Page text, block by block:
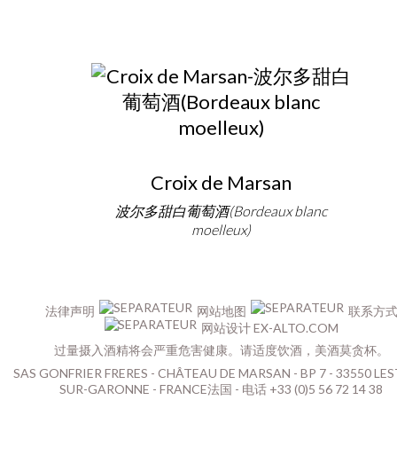
Croix de Marsan
波尔多甜白葡萄酒(Bordeaux blanc
moelleux)
法律声明 网站地图
联系方式
网站设计 EX-ALTO.COM
过量摄入酒精将会严重危害健康。请适度饮酒，美酒莫贪杯。
SAS GONFRIER FRERES - CHÂTEAU DE MARSAN - BP 7 - 33550
SUR-GARONNE - FRANCE法国 - 电话 +33 (0)5 56 72 14 38